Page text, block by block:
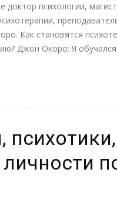
доктор психологии,
Как становятся
Джон Окоро: Я
личности